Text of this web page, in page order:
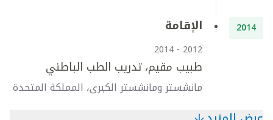
2014 الإقامة
2012 - 2014
طبيب مقيم، تدريب الطب الباطني
مانشستر ومانشستر الكبرى، المملكة المتحدة